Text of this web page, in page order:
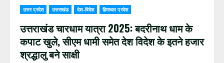
उत्तर प्रदेश उत्तराखंड देश-विदेश हिमाचल प्रदेश
उत्तराखंड चारधाम यात्रा 2025: बदरीनाथ धाम के
कपाट खुले, सीएम धामी समेत देश विदेश के इतने हजार
श्रद्धालु बने साक्षी